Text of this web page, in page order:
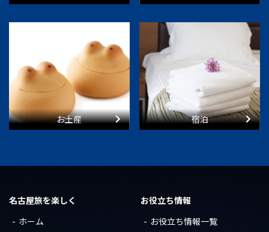
お土産 宿泊
名古屋旅を楽しく
ホーム
お役立ち情報
お役立ち情報一覧